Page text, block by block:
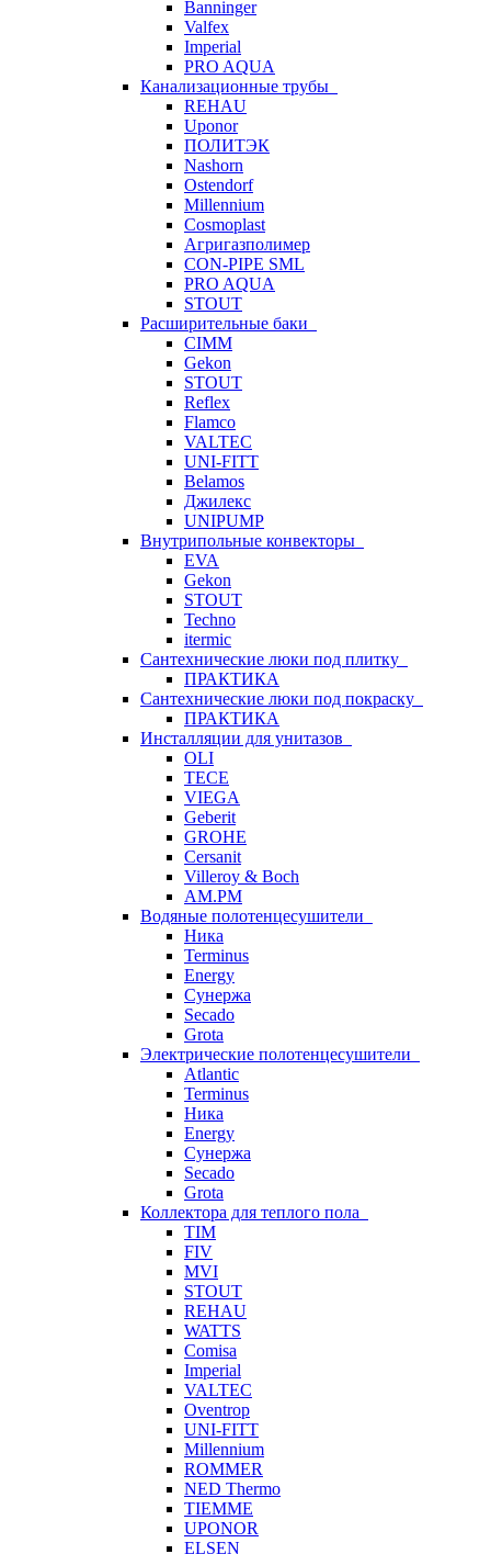
Banninger
Valfex
Imperial
PRO AQUA
Канализационные трубы
REHAU
Uponor
ПОЛИТЭК
Nashorn
Ostendorf
Millennium
Cosmoplast
Агригазполимер
CON-PIPE SML
PRO AQUA
STOUT
Расширительные баки
CIMM
Gekon
STOUT
Reflex
Flamco
VALTEC
UNI-FITT
Belamos
Джилекс
UNIPUMP
Внутрипольные конвекторы
EVA
Gekon
STOUT
Techno
itermic
Сантехнические люки под плитку
ПРАКТИКА
Сантехнические люки под покраску
ПРАКТИКА
Инсталляции для унитазов
OLI
TECE
VIEGA
Geberit
GROHE
Cersanit
Villeroy & Boch
AM.PM
Водяные полотенцесушители
Ника
Terminus
Energy
Сунержа
Secado
Grota
Электрические полотенцесушители
Atlantic
Terminus
Ника
Energy
Сунержа
Secado
Grota
Коллектора для теплого пола
TIM
FIV
MVI
STOUT
REHAU
WATTS
Comisa
Imperial
VALTEC
Oventrop
UNI-FITT
Millennium
ROMMER
NED Thermo
TIEMME
UPONOR
ELSEN